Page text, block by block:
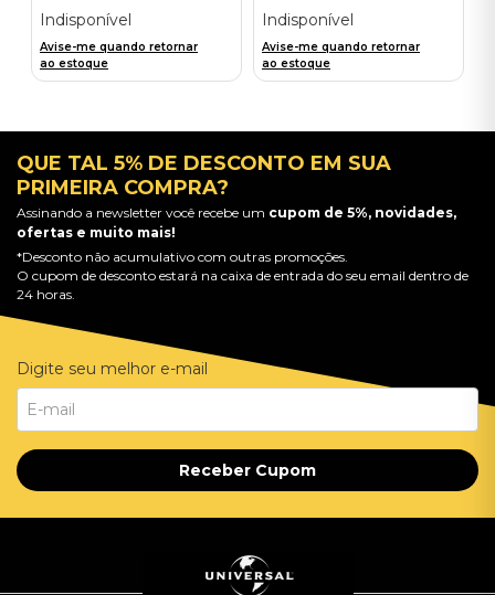
Indisponível
Avise-me quando retornar
ao estoque
Indisponível
Avise-me quando retornar
ao estoque
QUE TAL 5% DE DESCONTO EM SUA
PRIMEIRA COMPRA?
Assinando a newsletter você recebe um cupom de 5%, novidades,
ofertas e muito mais!
*Desconto não acumulativo com outras promoções.
O cupom de desconto estará na caixa de entrada do seu email dentro de
24 horas.
Digite seu melhor e-mail
Receber Cupom